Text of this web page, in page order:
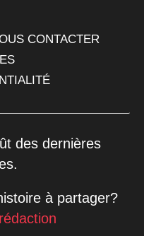
CONTACTER
des dernières
à partager?